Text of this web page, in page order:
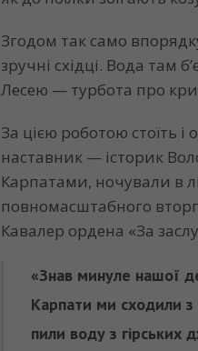
Згодом так само
зручні східці. Вода там
Лесею — турбота про
За цією роботою стоїть
наставник — історик
Карпатами, ночували в
повномасштабного
Кавалер ордена «За
«Знав минуле нашої
Карпати ми сходили з
пили воду з